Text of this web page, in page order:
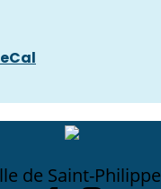
de Saint-Philippe